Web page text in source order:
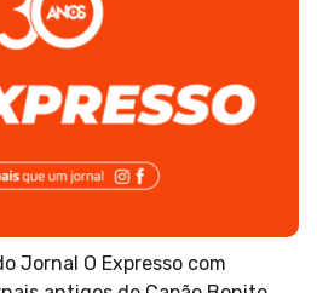
Jornal O Expresso com